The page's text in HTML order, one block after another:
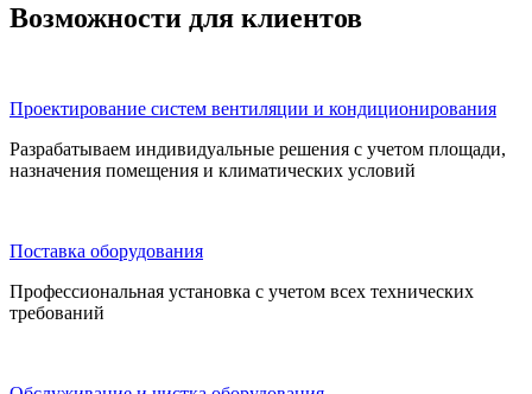
Возможности для клиентов
Проектирование систем вентиляции и кондиционирования
Разрабатываем индивидуальные решения с учетом площади,
назначения помещения и климатических условий
Поставка оборудования
Профессиональная установка с учетом всех технических
требований